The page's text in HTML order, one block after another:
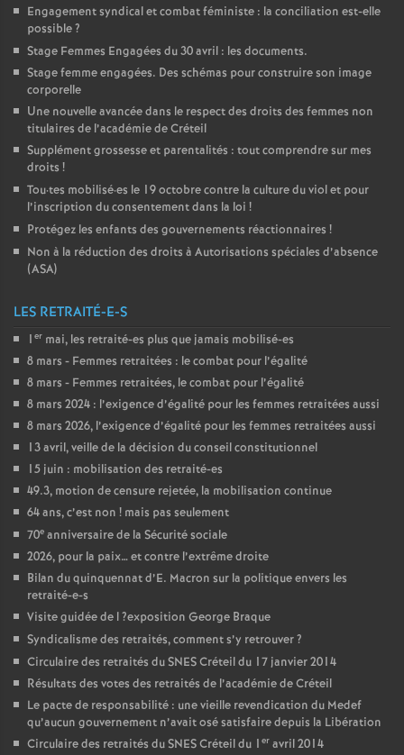
Engagement syndical et combat féministe : la conciliation est-elle
possible?
Stage Femmes Engagées du 30 avril : les documents.
Stage femme engagées. Des schémas pour construire son image
corporelle
Une nouvelle avancée dans le respect des droits des femmes non
titulaires de l’académie de Créteil
Supplément grossesse et parentalités : tout comprendre sur mes
droits !
Tou·tes mobilisé·es le 19 octobre contre la culture du viol et pour
l’inscription du consentement dans la loi !
Protégez les enfants des gouvernements réactionnaires !
Non à la réduction des droits à Autorisations spéciales d’absence
(ASA)
LES RETRAITÉ-E-S
1 er mai, les retraité-es plus que jamais mobilisé-es
8 mars - Femmes retraitées : le combat pour l’égalité
8 mars - Femmes retraitées, le combat pour l’égalité
8 mars 2024 : l’exigence d’égalité pour les femmes retraitées aussi
8 mars 2026, l’exigence d’égalité pour les femmes retraitées aussi
13 avril, veille de la décision du conseil constitutionnel
15 juin : mobilisation des retraité-es
49.3, motion de censure rejetée, la mobilisation continue
64 ans, c’est non ! mais pas seulement
70e anniversaire de la Sécurité sociale
2026, pour la paix… et contre l’extrême droite
Bilan du quinquennat d’E. Macron sur la politique envers les
retraité-e-s
Visite guidée de l?exposition George Braque
Syndicalisme des retraités, comment s’y retrouver?
Circulaire des retraités duSNESCréteil du 17 janvier 2014
Résultats des votes des retraités de l’académie de Créteil
Le pacte de responsabilité : une vieille revendication du Medef
qu’aucun gouvernement n’avait osé satisfaire depuis la Libération
Circulaire des retraités duSNESCréteil du 1 er avril 2014